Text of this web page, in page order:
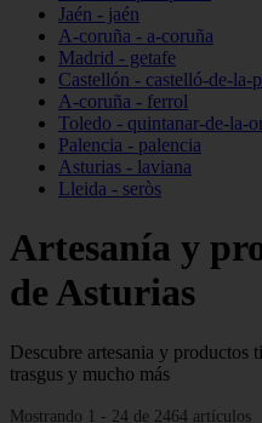
Jaén - jaén
A-coruña - a-coruña
Madrid - getafe
Castellón - castelló-de-la-
A-coruña - ferrol
Toledo - quintanar-de-la-
Palencia - palencia
Asturias - laviana
Lleida - seròs
Artesanía y
de Asturias
Descubre artesania y productos
trasgus y mucho más
Mostrando 1 - 24 de 2464 artículos